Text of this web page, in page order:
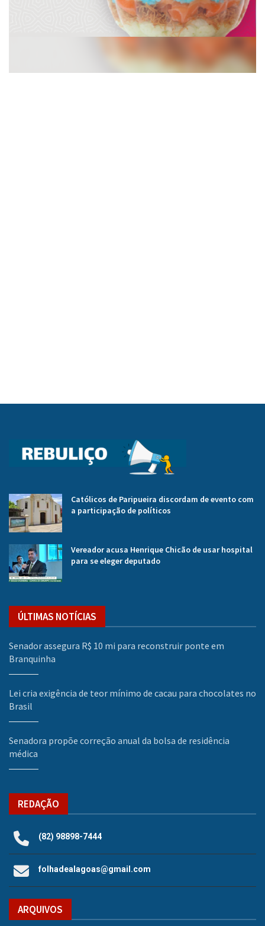
Católicos de Paripueira discordam de evento com
a participação de políticos
Vereador acusa Henrique Chicão de usar hospital
para se eleger deputado
ÚLTIMAS NOTÍCIAS
Senador assegura R$ 10 mi para reconstruir ponte em
Branquinha
Lei cria exigência de teor mínimo de cacau para chocolates no
Brasil
Senadora propõe correção anual da bolsa de residência
médica
REDAÇÃO
(82) 98898-7444
folhadealagoas@gmail.com
ARQUIVOS